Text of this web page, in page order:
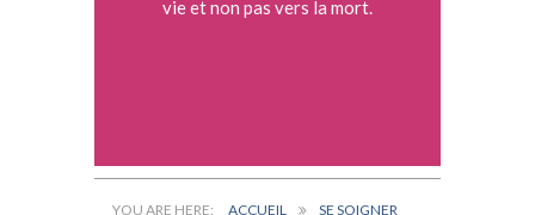
vie et non pas vers la mort.
ACCUEIL
SE SOIGNER